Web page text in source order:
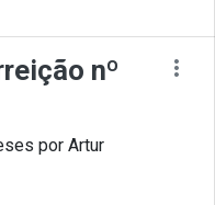
nº
por Artur